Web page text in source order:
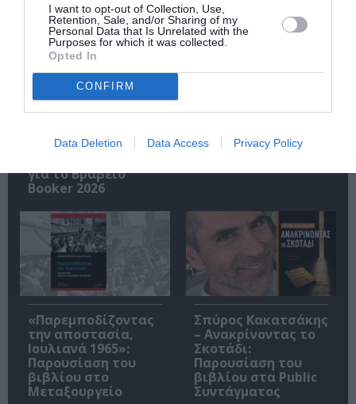
I want to opt-out of Collection, Use,
Retention, Sale, and/or Sharing of my
Personal Data that Is Unrelated with the
Purposes for which it was collected.
Opted In
CONFIRM
Data Deletion Data Access Privacy Policy
Σχετικά Άρθρα
Η μακρά λίστα με
για το Βραβείο
Booker 2026
Έκθεση Βιβλίου
«Παρεμποδίζοντας
την αποστασία,
Ιουλιανά 1965»:
Παρουσίαση του
βιβλίου στο
Μεταξουργείο
Σπύρος Κακατσάκης
– Ανακρίνοντας το
Σκοτάδι:
Παρουσίαση του
βιβλίου στα Public
Συντάγματος